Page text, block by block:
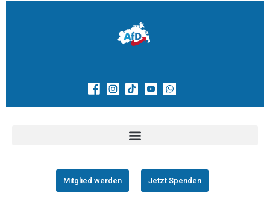
Mitglied werden Jetzt Spenden